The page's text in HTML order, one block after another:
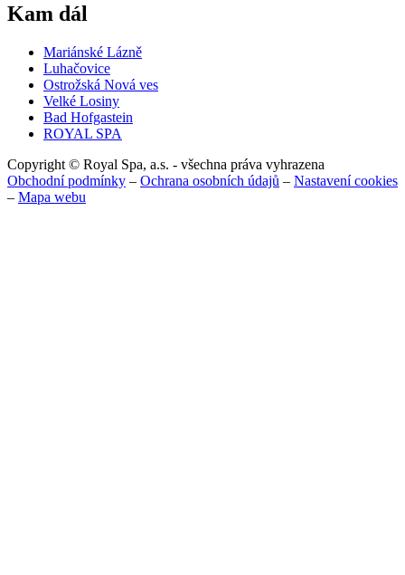
Kam dál
Mariánské Lázně
Luhačovice
Ostrožská Nová ves
Velké Losiny
Bad Hofgastein
ROYAL SPA
Copyright © Royal Spa, a.s. - všechna práva vyhrazena
Obchodní podmínky – Ochrana osobních údajů – Nastavení cookies
– Mapa webu